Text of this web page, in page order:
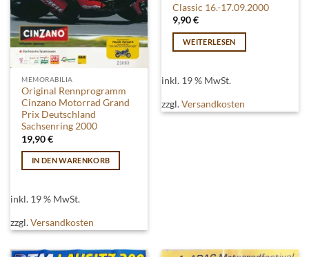
MEMORABILIA
Original Rennprogramm
Cinzano Motorrad Grand
Prix Deutschland
Sachsenring 2000
19,90€
IN DEN WARENKORB
inkl. 19 % MwSt.
zzgl.Versandkosten
Classic 16.-17.09.2000
9,90€
WEITERLESEN
inkl. 19 % MwSt.
zzgl.Versandkosten